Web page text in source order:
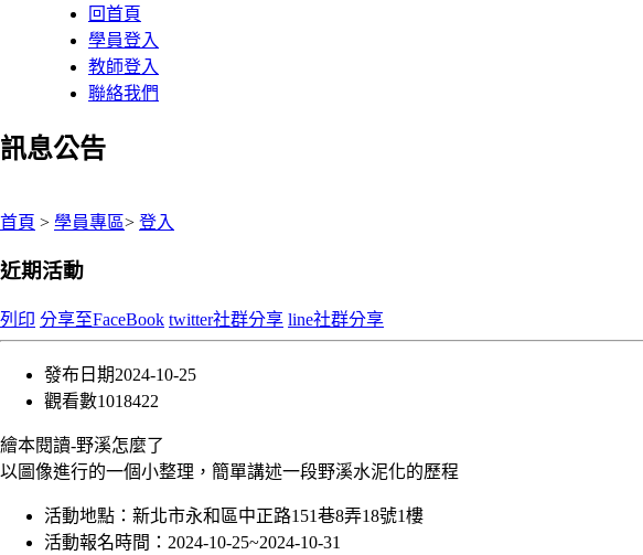
回首頁
學員登入
教師登入
聯絡我們
訊息公告
首頁 > 學員專區> 登入
近期活動
列印 分享至FaceBook twitter社群分享 line社群分享
發布日期2024-10-25
觀看數1018422
繪本閱讀-野溪怎麼了
以圖像進行的一個小整理，簡單講述一段野溪水泥化的歷程
活動地點： 新北市永和區中正路151巷8弄18號1樓
活動報名時間： 2024-10-25~2024-10-31